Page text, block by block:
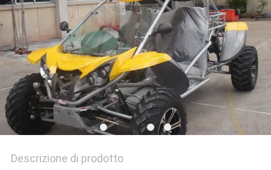
Descrizione di prodotto